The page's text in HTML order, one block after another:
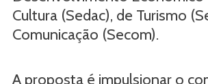
Cultura (Sedac), de Turismo
Comunicação (Secom).
A proposta é impulsionar o